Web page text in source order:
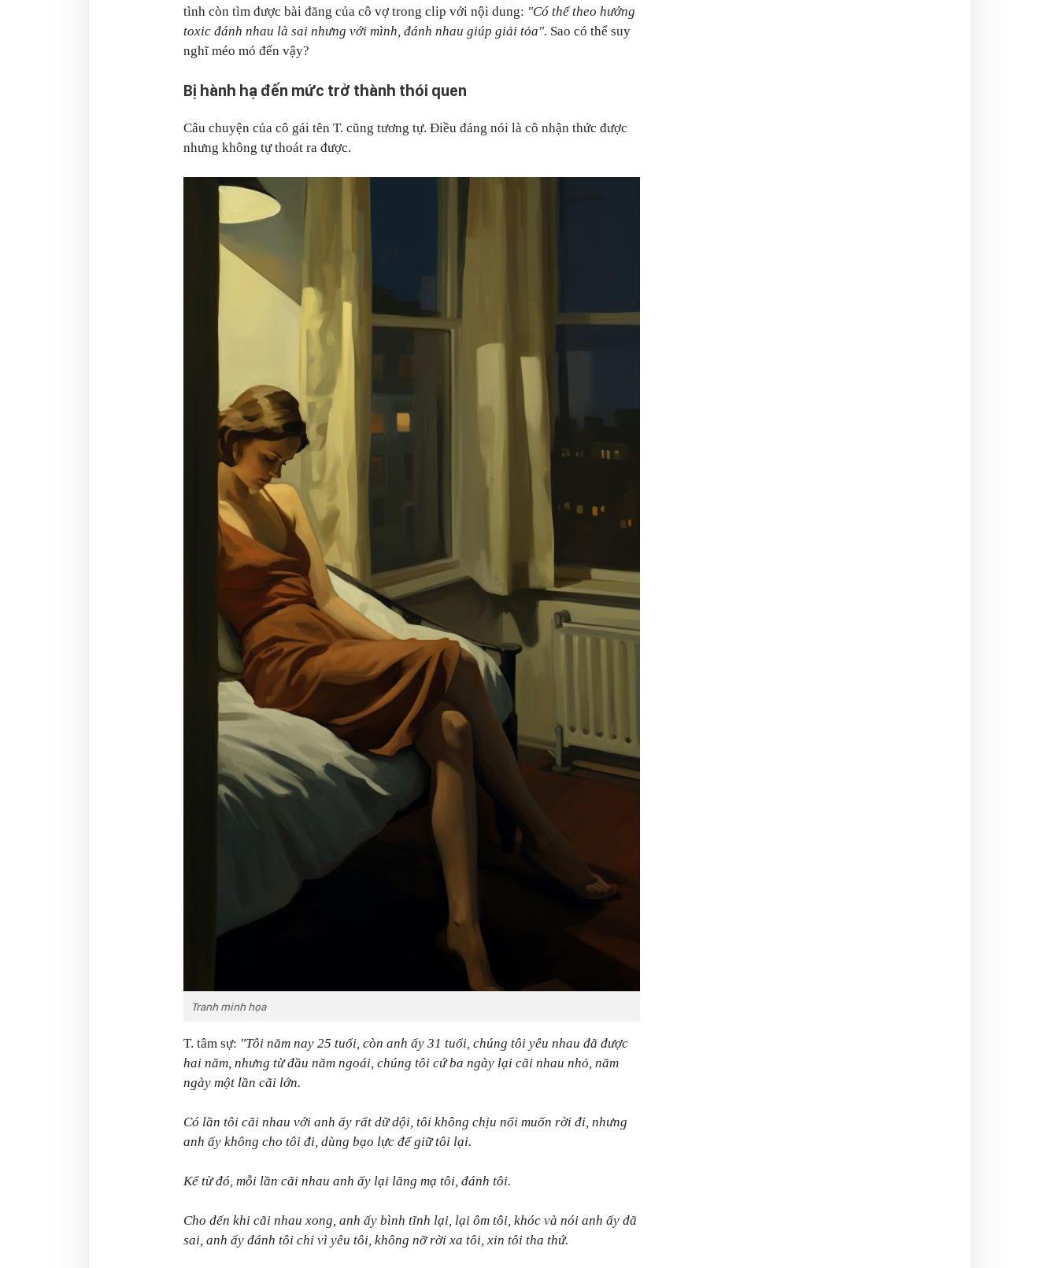
tình còn tìm được bài đăng của cô vợ trong clip với nội dung: "Có thể theo hướng
toxic đánh nhau là sai nhưng với mình, đánh nhau giúp giải tỏa". Sao có thể suy
nghĩ méo mó đến vậy?
Bị hành hạ đến mức trở thành thói quen
Câu chuyện của cô gái tên T. cũng tương tự. Điều đáng nói là cô nhận thức được
nhưng không tự thoát ra được.
Tranh minh họa
T. tâm sự: "Tôi năm nay 25 tuổi, còn anh ấy 31 tuổi, chúng tôi yêu nhau đã được
hai năm, nhưng từ đầu năm ngoái, chúng tôi cứ ba ngày lại cãi nhau nhỏ, năm
ngày một lần cãi lớn.
Có lần tôi cãi nhau với anh ấy rất dữ dội, tôi không chịu nổi muốn rời đi, nhưng
anh ấy không cho tôi đi, dùng bạo lực để giữ tôi lại.
Kể từ đó, mỗi lần cãi nhau anh ấy lại lăng mạ tôi, đánh tôi.
Cho đến khi cãi nhau xong, anh ấy bình tĩnh lại, lại ôm tôi, khóc và nói anh ấy đã
sai, anh ấy đánh tôi chỉ vì yêu tôi, không nỡ rời xa tôi, xin tôi tha thứ.